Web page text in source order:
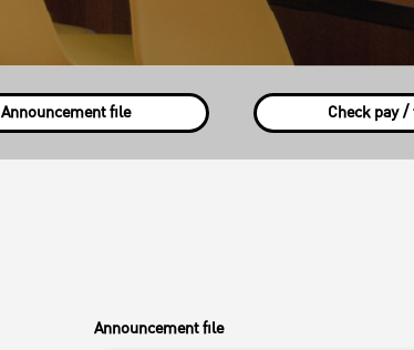
Announcement file Check pay
Announcement file